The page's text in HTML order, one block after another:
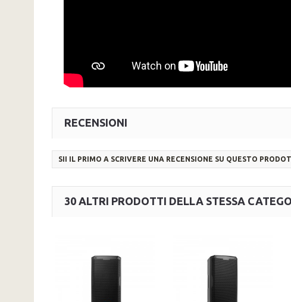
RECENSIONI
SII IL PRIMO A SCRIVERE UNA RECENSIONE SU QUESTO
30 ALTRI PRODOTTI DELLA STESSA